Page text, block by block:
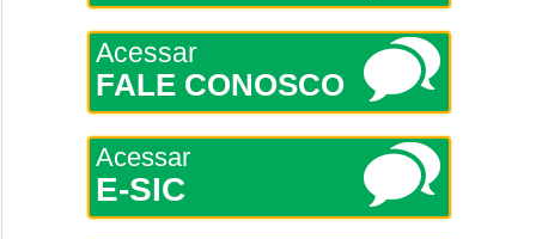
Acessar
FALE CONOSCO
Acessar
E-SIC